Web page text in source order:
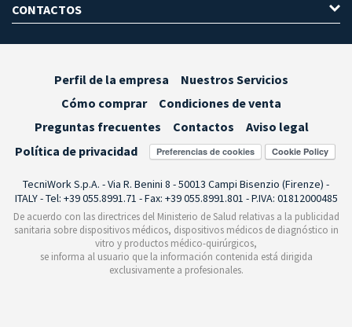
CONTACTOS
Perfil de la empresa
Nuestros Servicios
Cómo comprar
Condiciones de venta
Preguntas frecuentes
Contactos
Aviso legal
Política de privacidad
Preferencias de cookies
TecniWork S.p.A. - Via R. Benini 8 - 50013 Campi Bisenzio (Firenze) -
ITALY - Tel: +39 055.8991.71 - Fax: +39 055.8991.801 - P.IVA: 01812000485
De acuerdo con las directrices del Ministerio de Salud relativas a la publicidad
sanitaria sobre dispositivos médicos, dispositivos médicos de diagnóstico in
vitro y productos médico-quirúrgicos,
se informa al usuario que la información contenida está dirigida
exclusivamente a profesionales.